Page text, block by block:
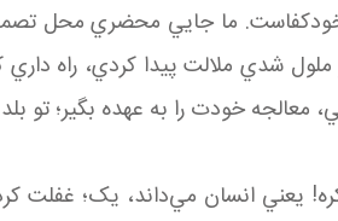
ما جايي محضري محل
ملول شدي ملالت پيدا کردي، راه
معالجه خودت را به عهده بگير؛
يعني انسان مي‌داند، يک؛ غفلت